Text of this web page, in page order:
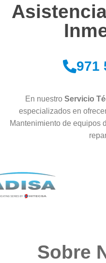
971
En nuestro Servicio
especializados en
Mantenimiento de equipos
Sobre